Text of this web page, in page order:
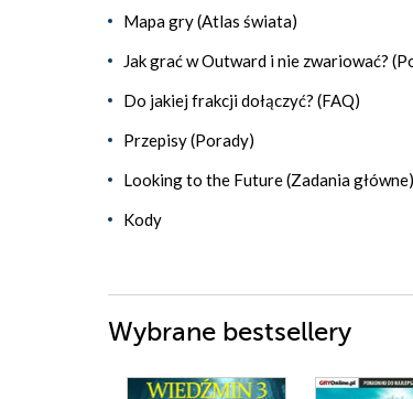
Mapa gry (Atlas świata)
Jak grać w Outward i nie zwariować?
Do jakiej frakcji dołączyć? (FAQ)
Przepisy (Porady)
Looking to the Future (Zadania główne)
Kody
Wybrane bestsellery